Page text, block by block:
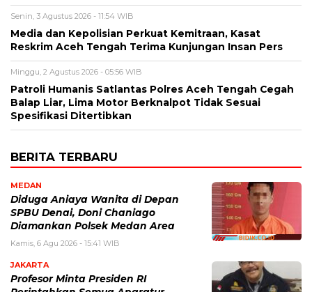
Senin, 3 Agustus 2026 - 11:54 WIB
Media dan Kepolisian Perkuat Kemitraan, Kasat
Reskrim Aceh Tengah Terima Kunjungan Insan Pers
Minggu, 2 Agustus 2026 - 05:56 WIB
Patroli Humanis Satlantas Polres Aceh Tengah Cegah
Balap Liar, Lima Motor Berknalpot Tidak Sesuai
Spesifikasi Ditertibkan
BERITA TERBARU
MEDAN
Diduga Aniaya Wanita di Depan
SPBU Denai, Doni Chaniago
Diamankan Polsek Medan Area
Kamis, 6 Agu 2026 - 15:41 WIB
JAKARTA
Profesor Minta Presiden RI